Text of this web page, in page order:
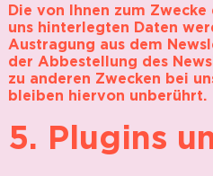
Die von Ihnen zum
uns hinterlegten Daten
Austragung aus dem
der Abbestellung des
zu anderen Zwecken bei
bleiben hiervon unberührt.
5. Plugins